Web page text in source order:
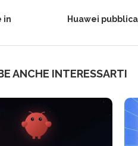
in
Huawei
ANCHE INTERESSARTI